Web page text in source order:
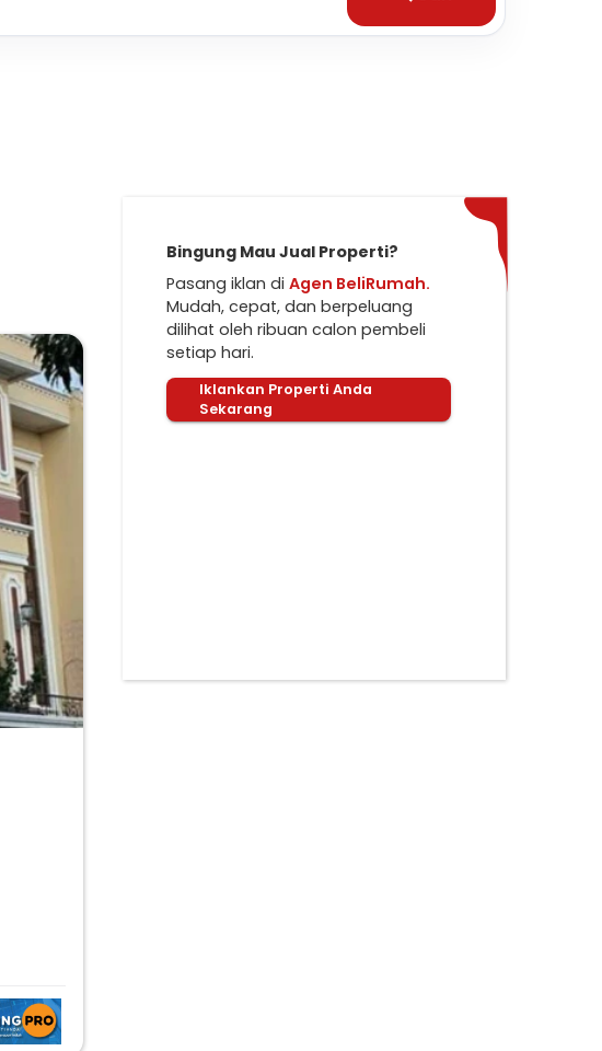
Bingung Mau Jual Properti?
Pasang iklan di Agen BeliRumah.
Mudah, cepat, dan berpeluang
dilihat oleh ribuan calon pembeli
setiap hari.
Iklankan Properti Anda
Sekarang